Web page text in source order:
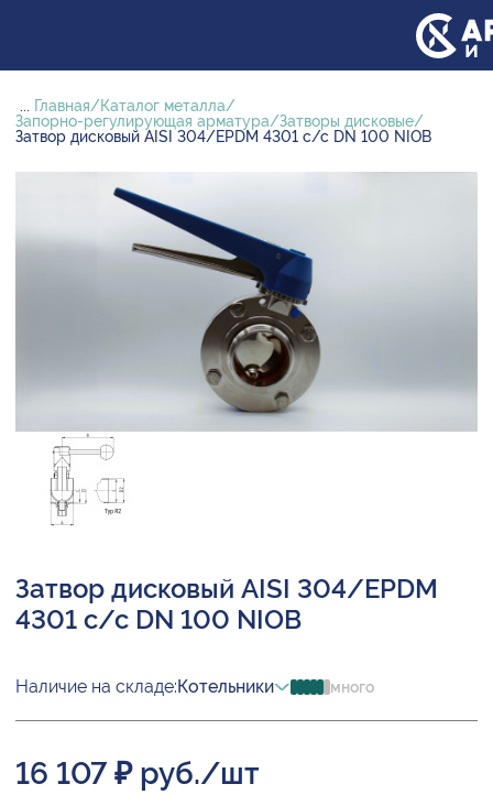
... Главная
Каталог металла
Запорно-регулирующая арматура
Затворы дисковые
Затвор дисковый AISI 304/EPDM 4301 с/с DN 100 NIOB
Затвор дисковый AISI 304/EPDM
4301 с/с DN 100 NIOB
Наличие на складе:Котельники много
16 107 ₽ руб./шт